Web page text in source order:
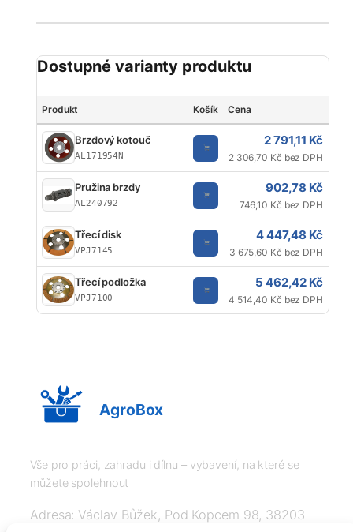
Dostupné varianty produktu
Produkt Košík Cena
Brzdový kotouč
AL171954N
2 791,11 Kč
2 306,70 Kč bez DPH
Pružina brzdy
AL240792
902,78 Kč
746,10 Kč bez DPH
Třecí disk
VPJ7145
4 447,48 Kč
3 675,60 Kč bez DPH
Třecí podložka
VPJ7100
5 462,42 Kč
4 514,40 Kč bez DPH
AgroBox
Vše pro práci, zahradu i dílnu – vybavení, na které se
můžete spolehnout
Adresa: Václav Bůžek, Pod Kopcem 98, 38203